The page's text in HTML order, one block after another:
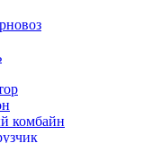
комбайн